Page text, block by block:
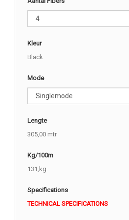
Kleur
Black
Mode
Lengte
305,00 mtr
Kg/100m
131,kg
Specifications
TECHNICAL SPECIFICATIONS